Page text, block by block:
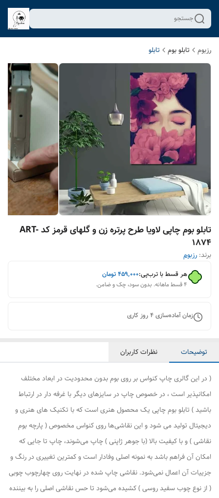
جستجو
رزبوم تابلو بوم تابلو
تابلو بوم چاپی لاویا طرح پرتره زن و گلهای قرمز کد ART-
1874
برند: رزبوم
هر قسط با ترب‌پی:۴۵۹٬۰۰۰تومان
۴ قسط ماهانه. بدون سود، چک و ضامن.
زمان آماده‌سازی4روز کاری
توضیحات نظرات کاربران
( در این گالری چاپ کنواس بر روی بوم بدون محدودیت در ابعاد مختلف
امکانپذیر است ، در خصوص چاپ در سایزهای دیگر با غرفه دار در ارتباط
باشید ) تابلو بوم چاپی یک محصول هنری است که با تکنیک های هنری و
دیجیتال تولید می شود و این نقاشی‌ها روی کنواس مخصوص ( پارچه بوم
نقاشی ) و با کیفیت بالا (با جوهر ژاپنی ) چاپ می‌شوند، چاپ تا جایی که
امکان آن فراهم باشد به نمونه اصلی وفادار است و کمترین تغییری در رنگ و
جزییات آن اعمال نمی‌شود. نقاشی چاپ شده در نهایت روی چهارچوب چوبی
( از نوع چوب سفید روسی ) کشیده می‌شود تا حس نقاشی اصلی را به بیننده